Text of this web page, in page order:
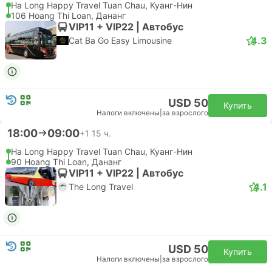
Ha Long Happy Travel Tuan Chau, Куанг-Нин
106 Hoang Thi Loan, Дананг
VIP11 + VIP22 | Автобус
Cat Ba Go Easy Limousine 4.3
USD 50
Налоги включены за взрослого
Купить
18:00 09:00+1 15 ч.
Ha Long Happy Travel Tuan Chau, Куанг-Нин
90 Hoang Thi Loan, Дананг
VIP11 + VIP22 | Автобус
The Long Travel 4.1
USD 50
Налоги включены за взрослого
Купить